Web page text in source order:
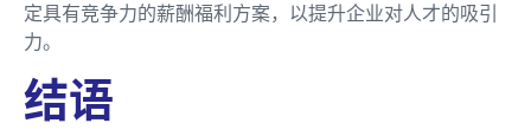
定具有竞争力的薪酬福利方案，以提升企业对人才的吸引
力。
结语